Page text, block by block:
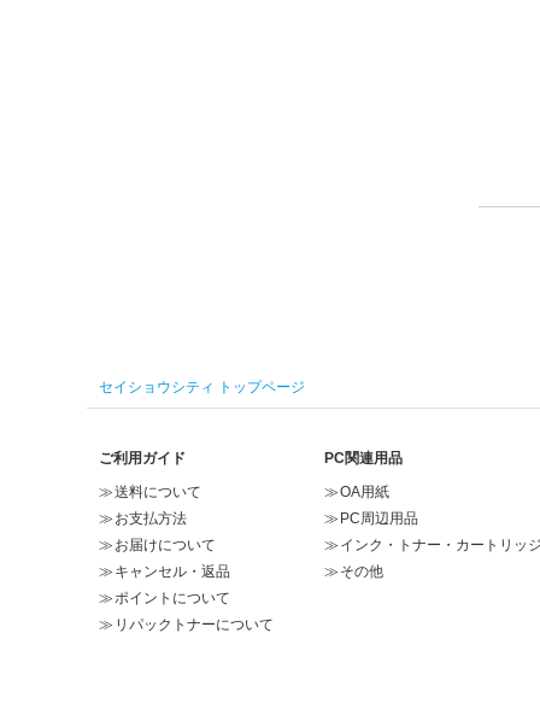
セイショウシティ トップページ
ご利用ガイド
送料について
お支払方法
お届けについて
キャンセル・返品
ポイントについて
リパックトナーについて
PC関連用品
OA用紙
PC周辺用品
インク・トナー・カートリッ
その他